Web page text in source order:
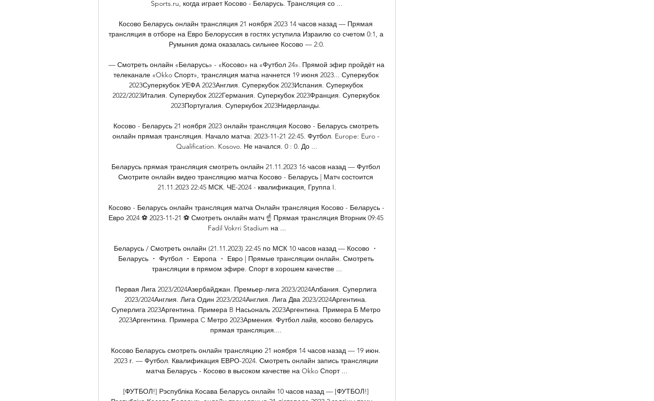
Sports.ru, когда играет Косово - Беларусь. Трансляция со ...
Косово Беларусь онлайн трансляция 21 ноября 2023 14 часов назад — Прямая
трансляция в отборе на Евро Белоруссия в гостях уступила Израилю со счетом 0:1, а
Румыния дома оказалась сильнее Косово — 2:0.
— Смотреть онлайн «Беларусь» - «Косово» на «Футбол 24». Прямой эфир пройдёт на
телеканале «Okko Спорт», трансляция матча начнется 19 июня 2023... Суперкубок
2023Суперкубок УЕФА 2023Англия. Суперкубок 2023Испания. Суперкубок
2022/2023Италия. Суперкубок 2022Германия. Суперкубок 2023Франция. Суперкубок
2023Португалия. Суперкубок 2023Нидерланды.
Косово - Беларусь 21 ноября 2023 онлайн трансляция Косово - Беларусь смотреть
онлайн прямая трансляция. Начало матча: 2023-11-21 22:45. Футбол. Europe: Euro -
Qualification. Kosovo. Не начался. 0 : 0. До ...
Беларусь прямая трансляция смотреть онлайн 21.11.2023 16 часов назад — Футбол
Смотрите онлайн видео трансляцию матча Косово - Беларусь | Матч состоится
21.11.2023 22:45 МСК. ЧЕ-2024 - квалификация, Группа I.
Косово - Беларусь онлайн трансляция матча Онлайн трансляция Косово - Беларусь -
Евро 2024 ⚽ 2023-11-21 ⚽ Смотреть онлайн матч ☝ Прямая трансляция Вторник 09:45
Fadil Vokrri Stadium на ...
Беларусь / Смотреть онлайн (21.11.2023) 22:45 по МСК 10 часов назад — Косово ・
Беларусь ・ Футбол ・ Европа ・ Евро | Прямые трансляции онлайн. Смотреть
трансляции в прямом эфире. Спорт в хорошем качестве ...
Первая Лига 2023/2024Азербайджан. Премьер-лига 2023/2024Албания. Суперлига
2023/2024Англия. Лига Один 2023/2024Англия. Лига Два 2023/2024Аргентина.
Суперлига 2023Аргентина. Примера B Насьональ 2023Аргентина. Примера Б Метро
2023Аргентина. Примера C Метро 2023Армения. Футбол лайв, косово беларусь
прямая трансляция....
Косово Беларусь смотреть онлайн трансляцию 21 ноября 14 часов назад — 19 июн.
2023 г. — Футбол. Квалификация ЕВРО-2024. Смотреть онлайн запись трансляции
матча Беларусь - Косово в высоком качестве на Okko Спорт ...
[ФУТБОЛ!] Рэспубліка Косава Беларусь онлайн 10 часов назад — [ФУТБОЛ!]